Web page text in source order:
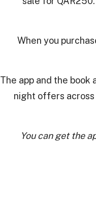
When you
The app and the
night offers across
You can get the